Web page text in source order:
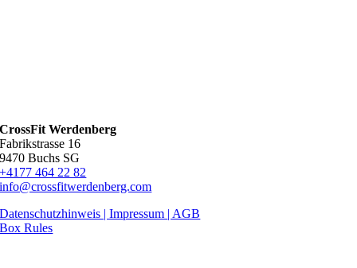
CrossFit Werdenberg
Fabrikstrasse 16
9470 Buchs SG
+4177 464 22 82
info@crossfitwerdenberg.com
Datenschutzhinweis | Impressum | AGB
Box Rules